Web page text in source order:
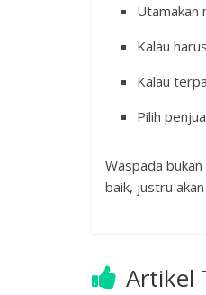
Utamakan
Kalau
Kalau
Pilih
Waspada
baik, justru
Artikel